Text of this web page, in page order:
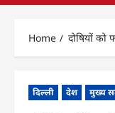
Home दोषियों
दिल्ली देश मुख्य